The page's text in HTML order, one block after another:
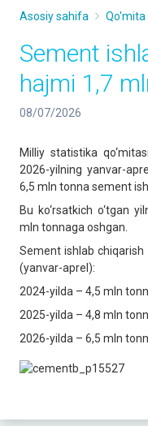
Asosiy sahifa Qo'mita
Sement
hajmi 1,7
08/07/2026
Milliy statistika
2026-yilning yanvar-
6,5 mln tonna sement
Bu ko‘rsatkich o‘tgan
mln tonnaga oshgan.
Sement ishlab
(yanvar-aprel):
2024-yilda – 4,5 mln
2025-yilda – 4,8 mln
2026-yilda – 6,5 mln